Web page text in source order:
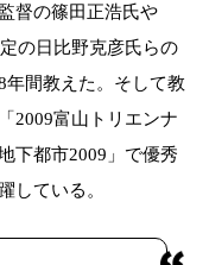
督の篠田正浩氏や
の日比野克彦氏らの
間教えた。そして教
2009富山トリエンナ
下都市2009」で優秀
している。